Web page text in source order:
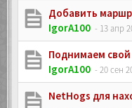
Добавить
IgorA100 - 13 апр
Поднимаем свой
IgorA100 - 20 сен
NetHogs для